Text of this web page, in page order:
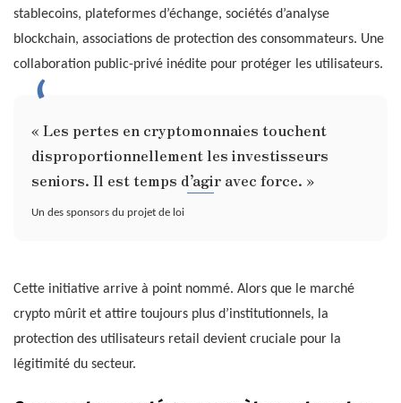
stablecoins, plateformes d’échange, sociétés d’analyse
blockchain, associations de protection des consommateurs. Une
collaboration public-privé inédite pour protéger les utilisateurs.
« Les pertes en cryptomonnaies touchent
disproportionnellement les investisseurs
seniors. Il est temps d’agir avec force. »
Un des sponsors du projet de loi
Cette initiative arrive à point nommé. Alors que le marché
crypto mûrit et attire toujours plus d’institutionnels, la
protection des utilisateurs retail devient cruciale pour la
légitimité du secteur.